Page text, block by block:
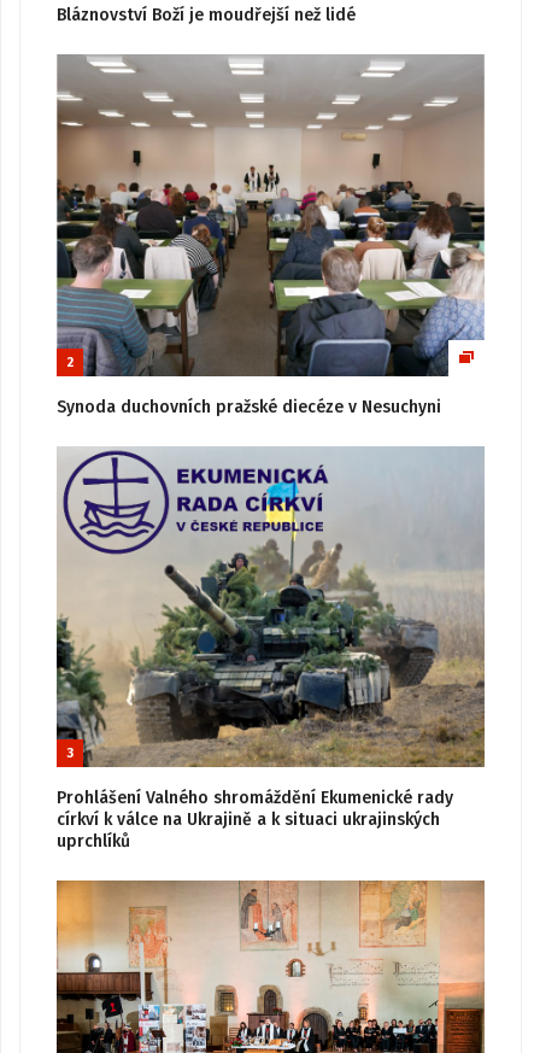
Bláznovství Boží je moudřejší než lidé
2
Synoda duchovních pražské diecéze v Nesuchyni
3
Prohlášení Valného shromáždění Ekumenické rady
církví k válce na Ukrajině a k situaci ukrajinských
uprchlíků